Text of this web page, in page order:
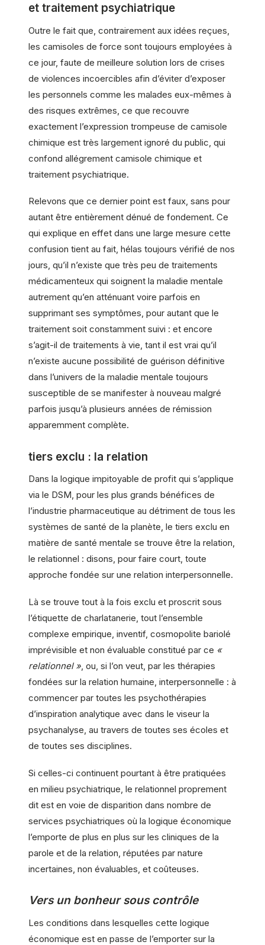
et traitement psychiatrique
Outre le fait que, contrairement aux idées reçues,
les camisoles de force sont toujours employées à
ce jour, faute de meilleure solution lors de crises
de violences incoercibles afin d’éviter d’exposer
les personnels comme les malades eux-mêmes à
des risques extrêmes, ce que recouvre
exactement l’expression trompeuse de camisole
chimique est très largement ignoré du public, qui
confond allégrement camisole chimique et
traitement psychiatrique.
Relevons que ce dernier point est faux, sans pour
autant être entièrement dénué de fondement. Ce
qui explique en effet dans une large mesure cette
confusion tient au fait, hélas toujours vérifié de nos
jours, qu’il n’existe que très peu de traitements
médicamenteux qui soignent la maladie mentale
autrement qu’en atténuant voire parfois en
supprimant ses symptômes, pour autant que le
traitement soit constamment suivi : et encore
s’agit-il de traitements à vie, tant il est vrai qu’il
n’existe aucune possibilité de guérison définitive
dans l’univers de la maladie mentale toujours
susceptible de se manifester à nouveau malgré
parfois jusqu’à plusieurs années de rémission
apparemment complète.
tiers exclu : la relation
Dans la logique impitoyable de profit qui s’applique
via le DSM, pour les plus grands bénéfices de
l’industrie pharmaceutique au détriment de tous les
systèmes de santé de la planète, le tiers exclu en
matière de santé mentale se trouve être la relation,
le relationnel : disons, pour faire court, toute
approche fondée sur une relation interpersonnelle.
Là se trouve tout à la fois exclu et proscrit sous
l’étiquette de charlatanerie, tout l’ensemble
complexe empirique, inventif, cosmopolite bariolé
imprévisible et non évaluable constitué par ce «
relationnel », ou, si l’on veut, par les thérapies
fondées sur la relation humaine, interpersonnelle : à
commencer par toutes les psychothérapies
d’inspiration analytique avec dans le viseur la
psychanalyse, au travers de toutes ses écoles et
de toutes ses disciplines.
Si celles-ci continuent pourtant à être pratiquées
en milieu psychiatrique, le relationnel proprement
dit est en voie de disparition dans nombre de
services psychiatriques où la logique économique
l’emporte de plus en plus sur les cliniques de la
parole et de la relation, réputées par nature
incertaines, non évaluables, et coûteuses.
Vers un bonheur sous contrôle
Les conditions dans lesquelles cette logique
économique est en passe de l’emporter sur la